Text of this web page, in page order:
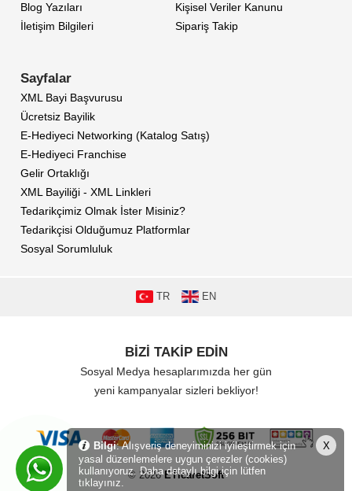
Blog Yazıları
İletişim Bilgileri
Kişisel Veriler Kanunu
Sipariş Takip
Sayfalar
XML Bayi Başvurusu
Ücretsiz Bayilik
E-Hediyeci Networking (Katalog Satış)
E-Hediyeci Franchise
Gelir Ortaklığı
XML Bayiliği - XML Linkleri
Tedarikçimiz Olmak İster Misiniz?
Tedarikçisi Olduğumuz Platformlar
Sosyal Sorumluluk
TR EN
BİZİ TAKİP EDİN
Sosyal Medya hesaplarımızda her gün
yeni kampanyalar sizleri bekliyor!
© 2026 ETicaretSoft
Bilgi: Alışveriş deneyiminizi iyileştirmek için
yasal düzenlemelere uygun çerezler (cookies)
kullanıyoruz. Daha detaylı bilgi için lütfen
tıklayınız.
X